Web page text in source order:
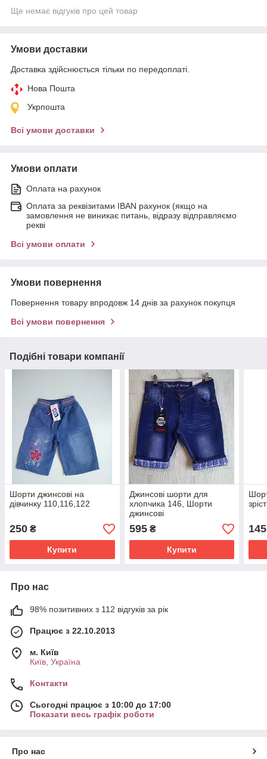
Ще немає відгуків про цей товар
Умови доставки
Доставка здійснюється тільки по передоплаті.
Нова Пошта
Укрпошта
Всі умови доставки
Умови оплати
Оплата на рахунок
Оплата за реквізитами IBAN рахунок (якщо на
замовлення не виникає питань, відразу відправляємо
рекві
Всі умови оплати
Умови повернення
Повернення товару впродовж 14 днів за рахунок покупця
Всі умови повернення
Подібні товари компанії
Шорти джинсові на
дівчинку 110,116,122
250 ₴
Купити
Джинсові шорти для
хлопчика 146, Шорти
джинсові
595₴
Купити
145
Про нас
98% позитивних з 112 відгуків за рік
Працює з 22.10.2013
м. Київ
Київ, Україна
Контакти
Сьогодні працює з 10:00 до 17:00
Показати весь графік роботи
Про нас